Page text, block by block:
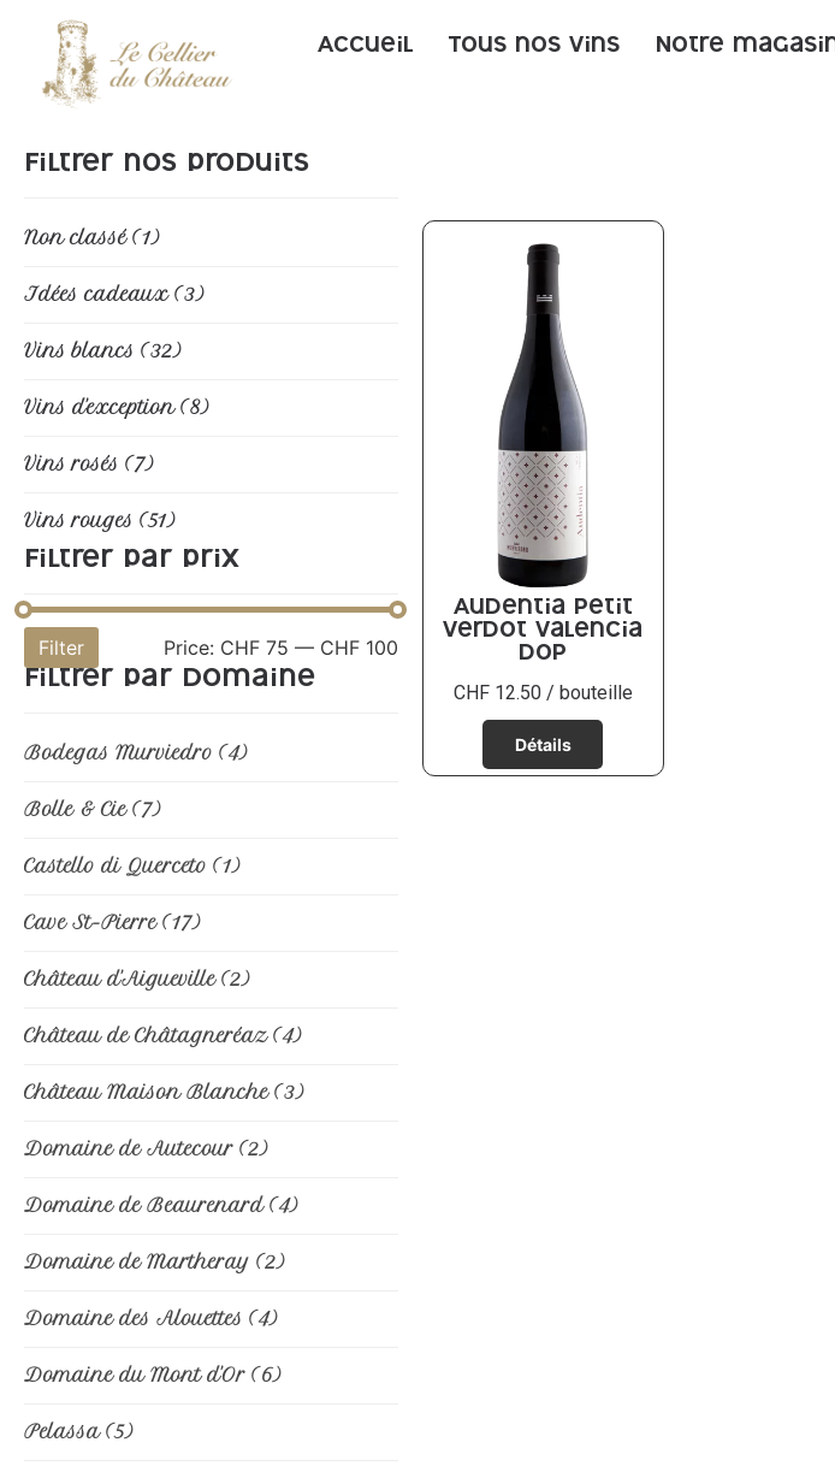
Accueil Tous nos vins Notre magasin
Filtrer nos produits
Non classé (1)
Idées cadeaux (3)
Vins blancs (32)
Vins d'exception(8)
Vins rosés (7)
Vins rouges (51)
Filtrer par prix
Filter Price: CHF 75 — CHF 100
Filtrer par domaine
Bodegas Murviedro (4)
Bolle & Cie (7)
Castello di Querceto (1)
Cave St-Pierre (17)
Château d'Aigueville (2)
Château de Châtagneréaz (4)
Château Maison Blanche (3)
Domaine de Autecour (2)
Domaine de Beaurenard (4)
Domaine de Martheray (2)
Domaine des Alouettes (4)
Domaine du Mont d'Or (6)
Pelassa (5)
Audentia Petit
Verdot Valencia
DOP
CHF12.50 / bouteille